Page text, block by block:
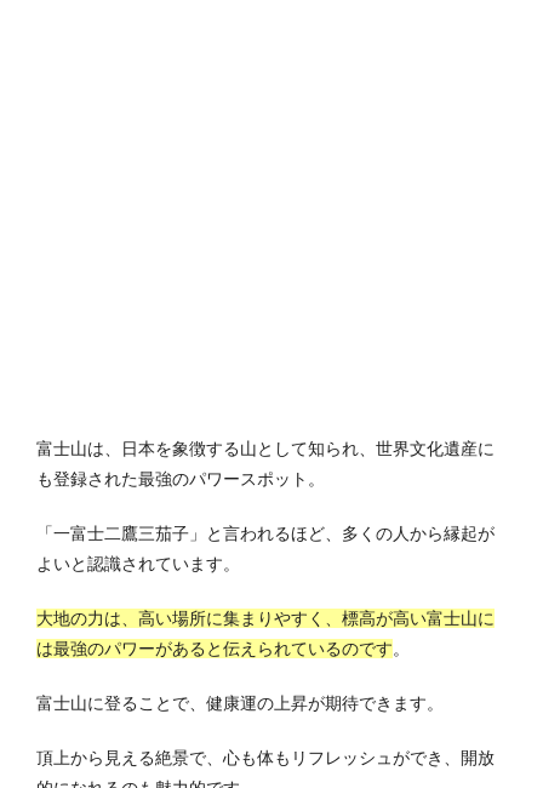
富士山は、日本を象徴する山として知られ、世界文化遺産に
も登録された最強のパワースポット。
「一富士二鷹三茄子」と言われるほど、多くの人から縁起が
よいと認識されています。
大地の力は、高い場所に集まりやすく、標高が高い富士山に
は最強のパワーがあると伝えられているのです。
富士山に登ることで、健康運の上昇が期待できます。
頂上から見える絶景で、心も体もリフレッシュができ、開放